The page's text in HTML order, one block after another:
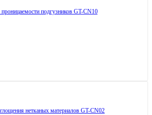
проницаемости подгузников GT-CN10
нетканых материалов GT-CN02